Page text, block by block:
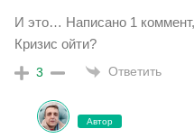
И это… Написано 1
Кризис ойти?
3 Ответить
Автор